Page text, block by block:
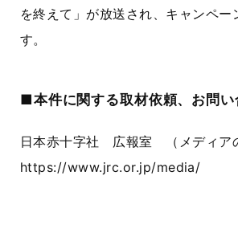
を終えて」が放送され、キャンペー
す。
■本件に関する取材依頼、お問い
日本赤十字社 広報室 （メディア
https://www.jrc.or.jp/media/